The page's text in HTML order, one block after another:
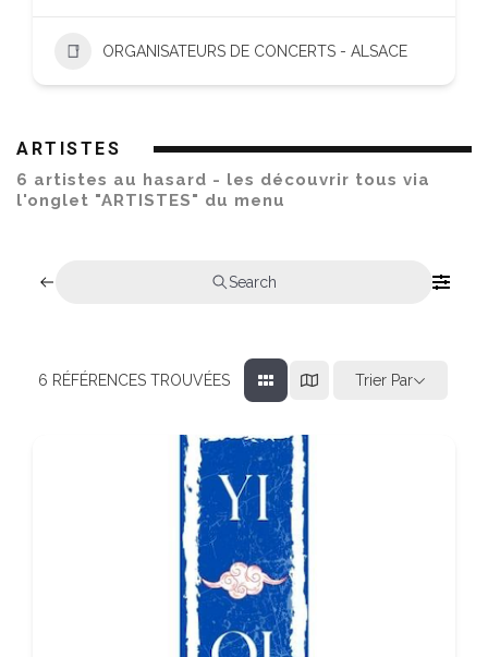
ORGANISATEURS DE CONCERTS - ALSACE
ARTISTES
6 artistes au hasard - les découvrir tous via
l'onglet "ARTISTES" du menu
Search
6 RÉFÉRENCES TROUVÉES Trier Par